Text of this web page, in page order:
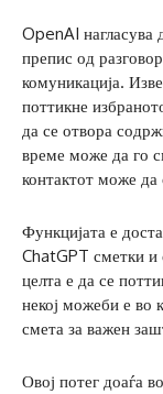
OpenAI нагласува
препис од
комуникација.
поттикне
да се отвора
време може да го
контактот може да
Функцијата е
ChatGPT сметки и
целта е да се
некој можеби е во
смета за важен
Овој потег доаѓа